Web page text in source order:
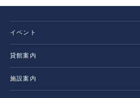
イベント
貸館案内
施設案内